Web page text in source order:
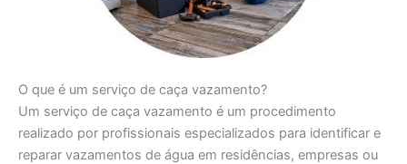
O que é um serviço de caça vazamento?
Um serviço de caça vazamento é um procedimento
realizado por profissionais especializados para identificar e
reparar vazamentos de água em residências, empresas ou